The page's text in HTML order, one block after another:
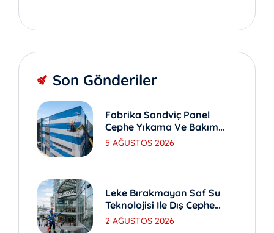
Son Gönderiler
Fabrika Sandviç Panel
Cephe Yıkama Ve Bakım
Yöntemleri
5 AĞUSTOS 2026
Leke Bırakmayan Saf Su
Teknolojisi Ile Dış Cephe
Yıkama
2 AĞUSTOS 2026